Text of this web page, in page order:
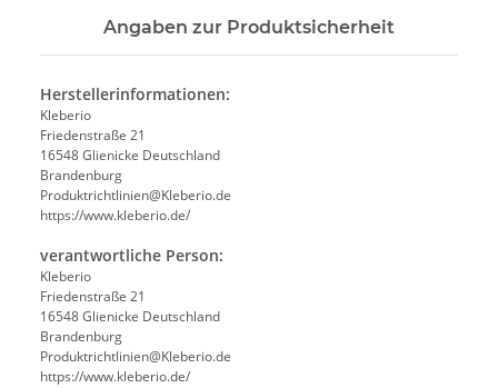
Angaben zur Produktsicherheit
Herstellerinformationen:
Kleberio
Friedenstraße 21
16548 Glienicke Deutschland
Brandenburg
Produktrichtlinien@Kleberio.de
https://www.kleberio.de/
verantwortliche Person:
Kleberio
Friedenstraße 21
16548 Glienicke Deutschland
Brandenburg
Produktrichtlinien@Kleberio.de
https://www.kleberio.de/